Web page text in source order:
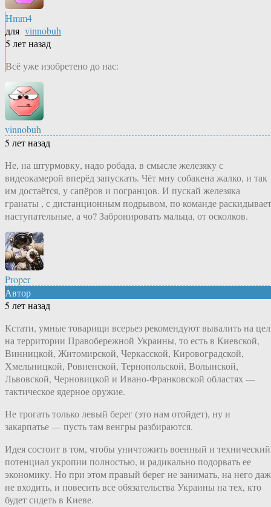
Hmm4
для vinnobuh
5 лет назад
Всё уже изобретено до нас:
vinnobuh
5 лет назад
Не, на штурмовку, надо робада, в смысле железяку с
видеокамерой вперёд запускать. Чёт мну собакена жалко, и так
им достаётся, у сапёров и погранцов. И пускай железяка
гранаты , с дистанционным подрывом, по команде
наступательные, а чо? Забронировать мальца, от осколков.
Proper
Автор
5 лет назад
Кстати, умные товарищи всерьез рекомендуют вывалить на
на территории Правобережной Украины, то есть в Киевской,
Винницкой, Житомирской, Черкасской, Кировоградской,
Хмельницкой, Ровненской, Тернопольской, Волынской,
Львовской, Черновицкой и Ивано-Франковской областях —
тактическое ядерное оружие.
Не трогать только левый берег (это нам отойдет), ну и
закарпатье — пусть там венгры разбираются.
Идея состоит в том, чтобы уничтожить военный и технический
потенциал укропии полностью, и радикально подорвать ее
экономику. Но при этом правый берег не занимать, на него
не входить, и повесить все обязательства Украины на тех, кто
будет сидеть в Киеве.